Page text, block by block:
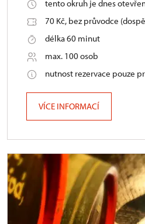
tento okruh je dnes
70 Kč, bez průvodce
délka 60 minut
max. 100 osob
nutnost rezervace pouze
VÍCE INFORMACÍ